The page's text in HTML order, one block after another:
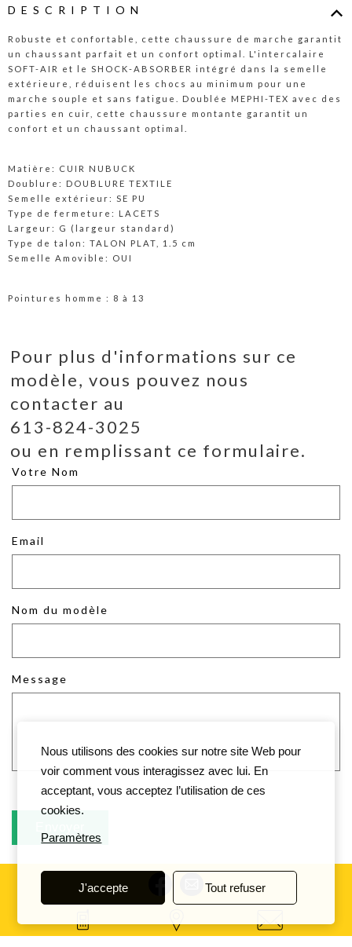
DESCRIPTION
Robuste et confortable, cette chaussure de marche garantit
un chaussant parfait et un confort optimal. L'intercalaire
SOFT-AIR et le SHOCK-ABSORBER intégré dans la semelle
extérieure, réduisent les chocs au minimum pour une
marche souple et sans fatigue. Doublée MEPHI-TEX avec des
parties en cuir, cette chaussure montante garantit un
confort et un chaussant optimal.
Matière: CUIR NUBUCK
Doublure: DOUBLURE TEXTILE
Semelle extérieur: SE PU
Type de fermeture: LACETS
Largeur: G (largeur standard)
Type de talon: TALON PLAT, 1.5 cm
Semelle Amovible: OUI
Pointures homme : 8 à 13
Pour plus d'informations sur ce
modèle, vous pouvez nous
contacter au
613-824-3025
ou en remplissant ce formulaire.
Votre Nom
Email
Nom du modèle
Message
Nous utilisons des cookies sur notre site Web pour
voir comment vous interagissez avec lui. En
acceptant, vous acceptez l’utilisation de ces
cookies.
Paramètres
J'accepte Tout refuser